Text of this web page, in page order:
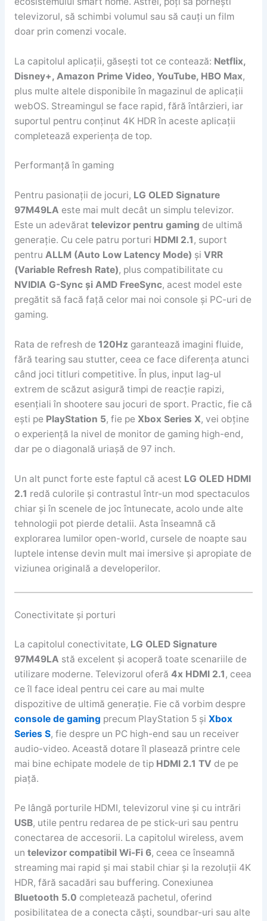
televizorul, să schimbi volumul sau să cauți un film
doar prin comenzi vocale.
La capitolul aplicații, găsești tot ce contează: Netflix,
Disney+, Amazon Prime Video, YouTube, HBO Max,
plus multe altele disponibile în magazinul de aplicații
webOS. Streamingul se face rapid, fără întârzieri, iar
suportul pentru conținut 4K HDR în aceste aplicații
completează experiența de top.
Performanță în gaming
Pentru pasionații de jocuri, LG OLED Signature
97M49LA este mai mult decât un simplu televizor.
Este un adevărat televizor pentru gaming de ultimă
generație. Cu cele patru porturi HDMI 2.1, suport
pentru ALLM (Auto Low Latency Mode) și VRR
(Variable Refresh Rate), plus compatibilitate cu
NVIDIA G-Sync și AMD FreeSync, acest model este
pregătit să facă față celor mai noi console și PC-uri de
gaming.
Rata de refresh de 120Hz garantează imagini fluide,
fără tearing sau stutter, ceea ce face diferența atunci
când joci titluri competitive. În plus, input lag-ul
extrem de scăzut asigură timpi de reacție rapizi,
esențiali în shootere sau jocuri de sport. Practic, fie că
ești pe PlayStation 5, fie pe Xbox Series X, vei obține
o experiență la nivel de monitor de gaming high-end,
dar pe o diagonală uriașă de 97 inch.
Un alt punct forte este faptul că acest LG OLED HDMI
2.1 redă culorile și contrastul într-un mod spectaculos
chiar și în scenele de joc întunecate, acolo unde alte
tehnologii pot pierde detalii. Asta înseamnă că
explorarea lumilor open-world, cursele de noapte sau
luptele intense devin mult mai imersive și apropiate de
viziunea originală a developerilor.
Conectivitate și porturi
La capitolul conectivitate, LG OLED Signature
97M49LA stă excelent și acoperă toate scenariile de
utilizare moderne. Televizorul oferă 4x HDMI 2.1 , ceea
ce îl face ideal pentru cei care au mai multe
dispozitive de ultimă generație. Fie că vorbim despre
console de gaming precum PlayStation 5 și Xbox
Series S, fie despre un PC high-end sau un receiver
audio-video. Această dotare îl plasează printre cele
mai bine echipate modele de tip HDMI 2.1 TV de pe
piață.
Pe lângă porturile HDMI, televizorul vine și cu intrări
USB, utile pentru redarea de pe stick-uri sau pentru
conectarea de accesorii. La capitolul wireless, avem
un televizor compatibil Wi-Fi 6, ceea ce înseamnă
streaming mai rapid și mai stabil chiar și la rezoluții 4K
HDR, fără sacadări sau buffering. Conexiunea
Bluetooth 5.0 completează pachetul, oferind
posibilitatea de a conecta căști, soundbar-uri sau alte